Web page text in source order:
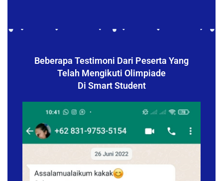
Beberapa Testimoni Dari Peserta Yang
Telah Mengikuti Olimpiade
Di Smart Student